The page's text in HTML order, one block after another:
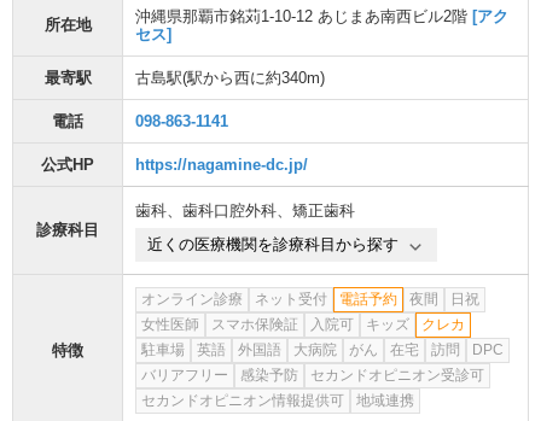
所在地 沖縄県那覇市銘苅1-10-12 あじまあ南西ビル2階 [アク
セス]
最寄駅 古島駅(駅から西に約340m)
電話 098-863-1141
公式HP https://nagamine-dc.jp/
診療科目
歯科、 歯科口腔外科、 矯正歯科
近くの医療機関を診療科目から探す
特徴
オンライン診療 ネット受付 電話予約 夜間
日祝
女性医師
スマホ保険証 入院可 キッズ
クレカ
駐車場
英語 外国語 大病院 がん 在宅 訪問
DPC
バリアフリー
感染予防
セカンドオピニオン受診可
セカンドオピニオン情報提供可
地域連携